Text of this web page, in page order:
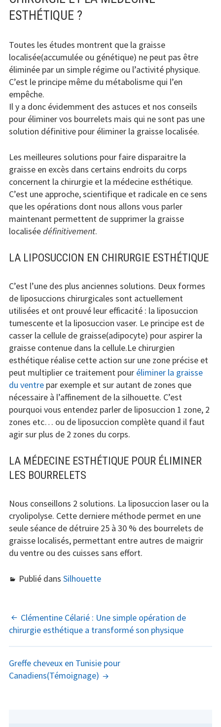
ESTHÉTIQUE ?
Toutes les études montrent que la graisse
localisée(accumulée ou génétique) ne peut pas être
éliminée par un simple régime ou l’activité physique.
C’est le principe même du métabolisme qui l’en
empêche.
Il y a donc évidemment des astuces et nos conseils
pour éliminer vos bourrelets mais qui ne sont pas une
solution définitive pour éliminer la graisse localisée.
Les meilleures solutions pour faire disparaitre la
graisse en excès dans certains endroits du corps
concernent la chirurgie et la médecine esthétique.
C’est une approche, scientifique et radicale en ce sens
que les opérations dont nous allons vous parler
maintenant permettent de supprimer la graisse
localiséedéfinitivement.
LA LIPOSUCCION EN CHIRURGIE ESTHÉTIQUE
C’est l’une des plus anciennes solutions. Deux formes
de liposuccions chirurgicales sont actuellement
utilisées et ont prouvé leur efficacité : la liposuccion
tumescente et la liposuccion vaser. Le principe est de
casser la cellule de graisse(adipocyte) pour aspirer la
graisse contenue dans la cellule.Le chirurgien
esthétique réalise cette action sur une zone précise et
peut multiplier ce traitement pour éliminer la graisse
du ventrepar exemple et sur autant de zones que
nécessaire à l’affinement de la silhouette. C’est
pourquoi vous entendez parler de liposuccion 1 zone, 2
zones etc… ou de liposuccion complète quand il faut
agir sur plus de 2 zones du corps.
LA MÉDECINE ESTHÉTIQUE POUR ÉLIMINER
LES BOURRELETS
Nous conseillons 2 solutions. La liposuccion laser ou la
cryolipolyse. Cette derniere méthode permet en une
seule séance de détruire 25 à 30 % des bourrelets de
graisse localisés, permettant entre autres de maigrir
du ventre ou des cuisses sans effort.
Publié dans Silhouette
NAVIGATION
DES
Clémentine Célarié : Une simple opération de
chirurgie esthétique a transformé son physique
Greffe cheveux en Tunisie pour
Canadiens(Témoignage)